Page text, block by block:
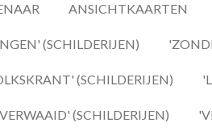
ANSICHTKAARTEN
(SCHILDERIJEN)
(SCHILDERIJEN)
(SCHILDERIJEN)